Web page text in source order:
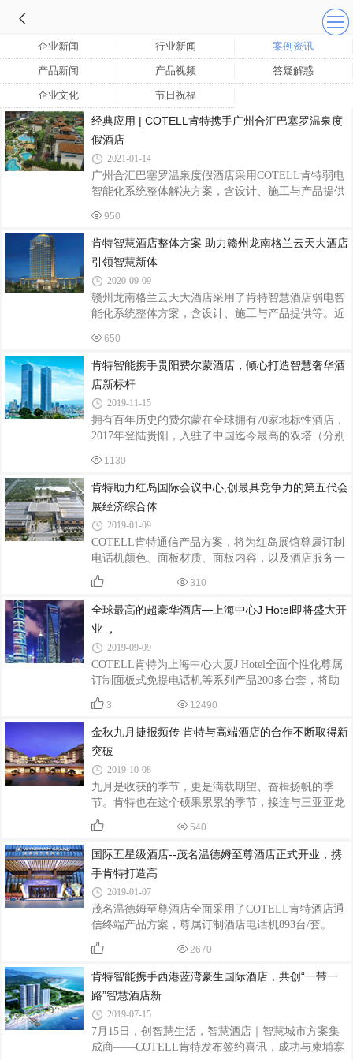
企业新闻 行业新闻 案例资讯
产品新闻 产品视频 答疑解惑
企业文化 节日祝福
经典应用 | COTELL肯特携手广州合汇巴塞罗温泉度
假酒店
2021-01-14
广州合汇巴塞罗温泉度假酒店采用COTELL肯特弱电
智能化系统整体解决方案，含设计、施工与产品提供
950
肯特智慧酒店整体方案 助力赣州龙南格兰云天大酒店
引领智慧新体
2020-09-09
赣州龙南格兰云天大酒店采用了肯特智慧酒店弱电智
能化系统整体方案，含设计、施工与产品提供等。近
中必不可少的一环。COTELL肯特完美助力龙南格兰
云天大酒店，打造龙南首家集住宿、餐饮、商务、娱
乐、健身为一体的五星级标准智慧酒店……
650
肯特智能携手贵阳费尔蒙酒店，倾心打造智慧奢华酒
店新标杆
2019-11-15
拥有百年历史的费尔蒙在全球拥有70家地标性酒店，
2017年登陆贵阳，入驻了中国迄今最高的双塔（分别
座，便刷新了.......
1130
肯特助力红岛国际会议中心,创最具竞争力的第五代会
展经济综合体
2019-01-09
COTELL肯特通信产品方案，将为红岛展馆尊属订制
电话机颜色、面板材质、面板内容，以及酒店服务一
键通，其中酒店客房USB充电话机CH908A-USB，拥
有苹果、安卓及Type-c等充电插头，能为客人.......
310
全球最高的超豪华酒店—上海中心J Hotel即将盛大开
业 ，
2019-09-09
COTELL肯特为上海中心大厦J Hotel全面个性化尊属
订制面板式免提电话机等系列产品200多台套，将助
力其营造舒适豪华的客房环境，给客人带来全新智能
化体验，大大提升客人的入住体验，提高酒店的入住
率！
3 12490
金秋九月捷报频传 肯特与高端酒店的合作不断取得新
突破
2019-10-08
九月是收获的季节，更是满载期望、奋楫扬帆的季
节。肯特也在这个硕果累累的季节，接连与三亚亚龙
湾万豪度假酒店、北海温德姆酒店、安顺澳维酒店&
华美达广场酒店.......
540
国际五星级酒店--茂名温德姆至尊酒店正式开业，携
手肯特打造高
2019-01-07
茂名温德姆至尊酒店全面采用了COTELL肯特酒店通
信终端产品方案，尊属订制酒店电话机893台/套。
COTELL肯特为其尊属订制电话机外观颜色、面板材
质、面板内容，以及酒店服务一键通，融合酒店客房
风格特色.......
2670
肯特智能携手西港蓝湾豪生国际酒店，共创“一带一
路”智慧酒店新
2019-07-15
7月15日，创智慧生活，智慧酒店｜智慧城市方案集
成商——COTELL肯特发布签约喜讯，成功与柬埔寨